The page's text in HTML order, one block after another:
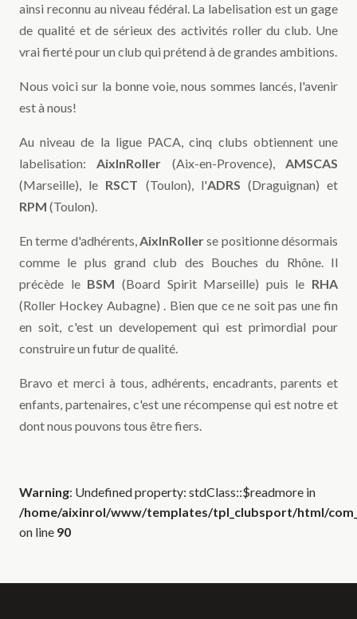
ainsi reconnu au niveau fédéral. La labelisation est un gage
de qualité et de sérieux des activités roller du club. Une
vrai fierté pour un club qui prétend à de grandes ambitions.
Nous voici sur la bonne voie, nous sommes lancés, l'avenir
est à nous!
Au niveau de la ligue PACA, cinq clubs obtiennent une
labelisation:AixInRoller (Aix-en-Provence),AMSCAS
(Marseille), le RSCT (Toulon), l'ADRS (Draguignan) et
RPM (Toulon).
En terme d'adhérents,AixInRollerse positionne désormais
comme le plus grand club des Bouches du Rhône. Il
précède le BSM (Board Spirit Marseille) puis le RHA
(Roller Hockey Aubagne) . Bien que ce ne soit pas une fin
en soit, c'est un developement qui est primordial pour
construire un futur de qualité.
Bravo et merci à tous, adhérents, encadrants, parents et
enfants, partenaires, c'est une récompense qui est notre et
dont nous pouvons tous être fiers.
Warning: Undefined property: stdClass::$readmore in
/home/aixinrol/www/templates/tpl_clubsport/html/
on line 90